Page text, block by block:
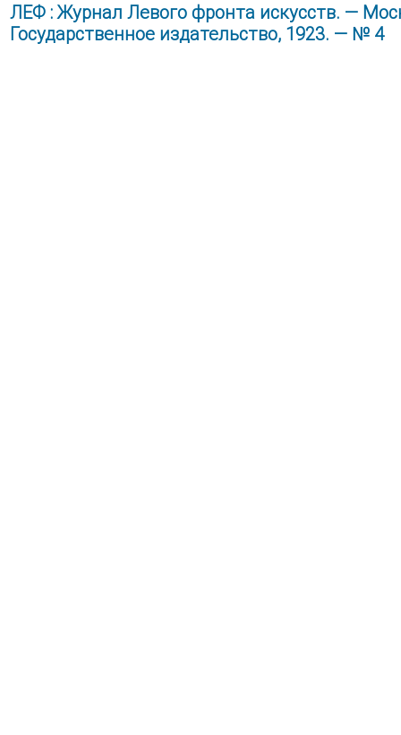
ЛЕФ : Журнал Левого фронта искусств. —
Государственное издательство, 1923. — № 4